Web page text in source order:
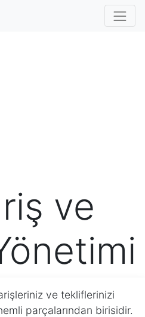
ve
ve tekliflerinizi
parçalarından birisidir.